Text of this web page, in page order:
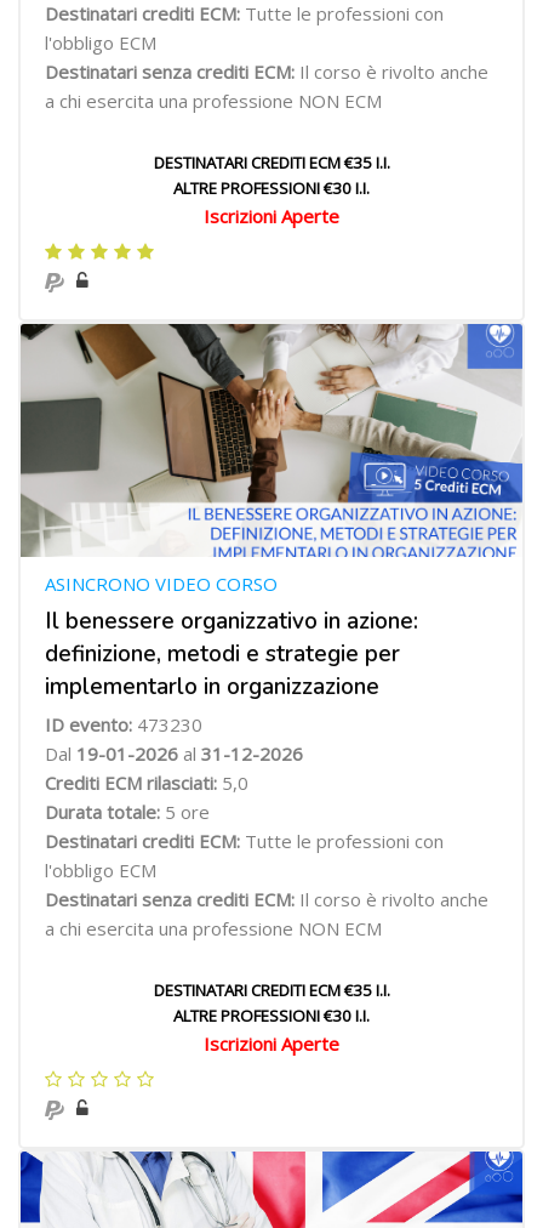
Destinatari crediti ECM: Tutte le professioni con
l'obbligo ECM
Destinatari senza crediti ECM: Il corso è rivolto anche
a chi esercita una professione NON ECM
DESTINATARI CREDITI ECM €35 I.I.
ALTRE PROFESSIONI €30 I.I.
Iscrizioni Aperte
Il benessere organizzativo in azione:
definizione, metodi e strategie per
implementarlo in organizzazione
ASINCRONO VIDEO CORSO
ID evento: 473230
Dal 19-01-2026 al 31-12-2026
Crediti ECM rilasciati: 5,0
Durata totale: 5 ore
Destinatari crediti ECM: Tutte le professioni con
l'obbligo ECM
Destinatari senza crediti ECM: Il corso è rivolto anche
a chi esercita una professione NON ECM
DESTINATARI CREDITI ECM €35 I.I.
ALTRE PROFESSIONI €30 I.I.
Iscrizioni Aperte